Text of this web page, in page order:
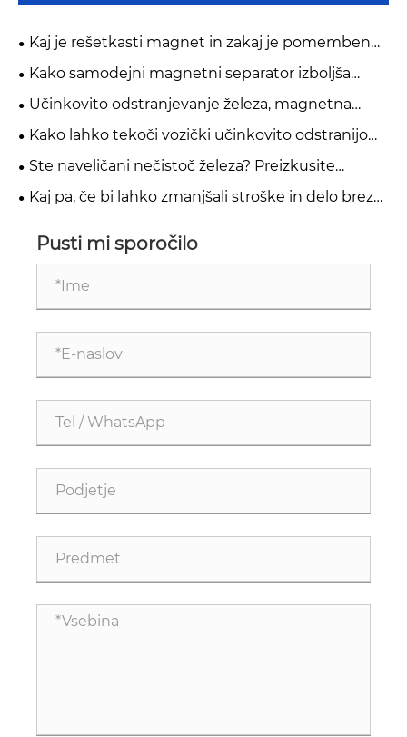
Kaj je rešetkasti magnet in zakaj je pomemben
pri sodobnem nadzoru industrijske kontaminacije?
Kako samodejni magnetni separator izboljša
čistost industrijskega materiala?
Učinkovito odstranjevanje železa, magnetna
zaščita
Kako lahko tekoči vozički učinkovito odstranijo
železo?
Ste naveličani nečistoč železa? Preizkusite
popolnoma samodejni rotacijski odstranjevalec
železa!
Kaj pa, če bi lahko zmanjšali stroške in delo brez
Pusti mi sporočilo